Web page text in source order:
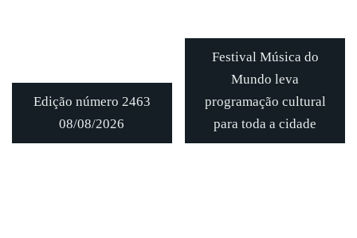
Edição número 2463
08/08/2026
Festival Música do
Mundo leva
programação cultural
para toda a cidade